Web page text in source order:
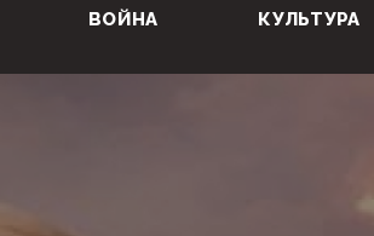
ВОЙНА КУЛЬТУРА